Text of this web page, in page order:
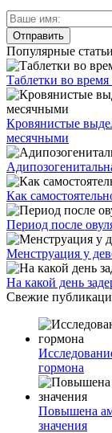
Популярные статьи
Таблетки во
Кровянистые
месячными
Как
Период после
Менструация у
На какой день
Свежие
гормона
Повышена
значения